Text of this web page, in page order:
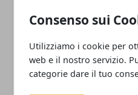
Consenso sui
Utilizziamo i cookie per
web e il nostro servizio.
categorie dare il tuo